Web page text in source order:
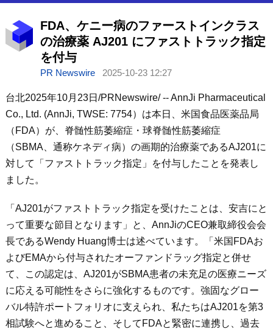
FDA、ケニー病のファーストインクラス
の治療薬 AJ201 にファストトラック指定
を付与
PR Newswire 2025-10-23 12:27
台北2025年10月23日/PRNewswire/ -- AnnJi Pharmaceutical
Co., Ltd. (AnnJi, TWSE: 7754）は本日、米国食品医薬品局
（FDA）が、脊髄性筋萎縮症・球脊髄性筋萎縮症
（SBMA、通称ケネディ病）の画期的治療薬であるAJ201に
対して「ファストトラック指定」を付与したことを発表し
ました。
「AJ201がファストトラック指定を受けたことは、安吉にと
って重要な節目となります」と、AnnJiのCEO兼取締役会会
長であるWendy Huang博士は述べています。「米国FDAお
よびEMAから付与されたオーファンドラッグ指定と併せ
て、この認定は、AJ201がSBMA患者の未充足の医療ニーズ
に応える可能性をさらに強化するものです。強固なグロー
バル特許ポートフォリオに支えられ、私たちはAJ201を第3
相試験へと進めること、そしてFDAと緊密に連携し、過去